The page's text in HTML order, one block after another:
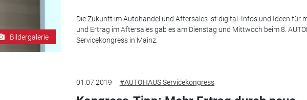
Bildergalerie
Die Zukunft im Autohandel und Aftersales ist digital. Infos und Ideen für
und Ertrag im Aftersales gab es am Dienstag und Mittwoch beim 8.
Servicekongress in Mainz.
01.07.2019 #AUTOHAUS Servicekongress